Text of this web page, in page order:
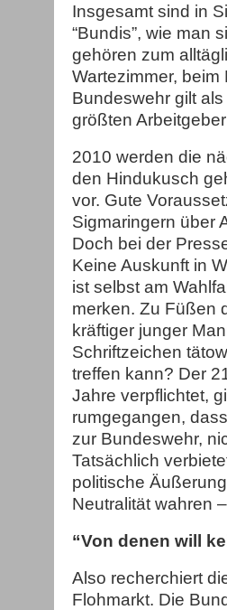
Insgesamt sind in
“Bundis”, wie man
gehören zum
Wartezimmer,
Bundeswehr gilt
größten
2010 werden die
den Hindukusch
vor. Gute
Sigmaringern über
Doch bei der
Keine Auskunft in
ist selbst am
merken. Zu Füßen
kräftiger junger
Schriftzeichen
treffen kann? Der
Jahre verpflichtet,
rumgegangen,
zur Bundeswehr,
Tatsächlich
politische
Neutralität wahren
“Von denen will
Also recherchiert
Flohmarkt. Die